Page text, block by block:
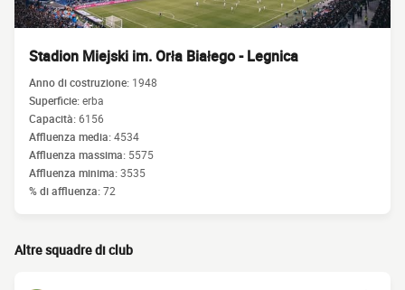
Stadion Miejski im. Orła Białego - Legnica
Anno di costruzione: 1948
Superficie:erba
Capacità:6156
Affluenza media:4534
Affluenza massima: 5575
Affluenza minima:3535
% di affluenza:72
Altre squadre di club